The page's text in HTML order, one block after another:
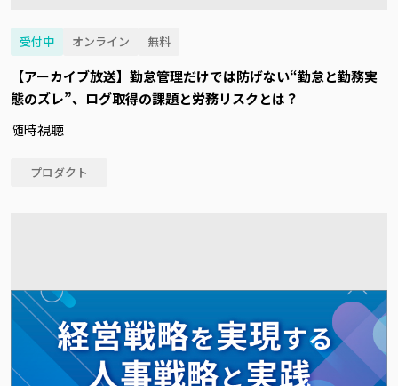
受付中 オンライン 無料
【アーカイブ放送】勤怠管理だけでは防げない“勤怠と勤務実
態のズレ”、ログ取得の課題と労務リスクとは？
随時視聴
プロダクト